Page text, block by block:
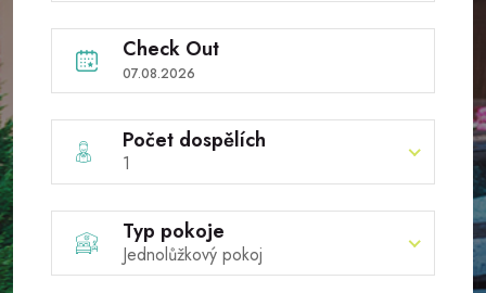
Check Out
Počet dospělích
1
Typ pokoje
Jednolůžkový pokoj